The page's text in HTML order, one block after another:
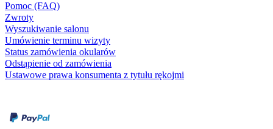
Pomoc (FAQ)
Zwroty
Wyszukiwanie salonu
Umówienie terminu wizyty
Status zamówienia okularów
Odstąpienie od zamówienia
Ustawowe prawa konsumenta z tytułu rękojmi